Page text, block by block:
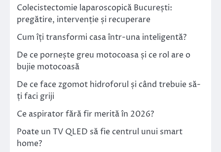
Colecistectomie laparoscopică București:
pregătire, intervenție și recuperare
Cum îți transformi casa într-una inteligentă?
De ce pornește greu motocoasa și ce rol are o
bujie motocoasă
De ce face zgomot hidroforul și când trebuie să-
ți faci griji
Ce aspirator fără fir merită în 2026?
Poate un TV QLED să fie centrul unui smart
home?